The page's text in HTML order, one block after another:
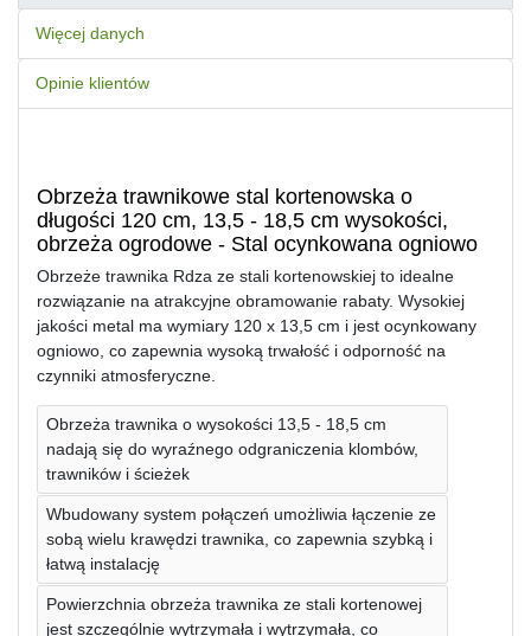
Więcej danych
Opinie klientów
Obrzeża trawnikowe stal kortenowska o
długości 120 cm, 13,5 - 18,5 cm wysokości,
obrzeża ogrodowe - Stal ocynkowana ogniowo
Obrzeże trawnika Rdza ze stali kortenowskiej to idealne
rozwiązanie na atrakcyjne obramowanie rabaty. Wysokiej
jakości metal ma wymiary 120 x 13,5 cm i jest ocynkowany
ogniowo, co zapewnia wysoką trwałość i odporność na
czynniki atmosferyczne.
Obrzeża trawnika o wysokości 13,5 - 18,5 cm
nadają się do wyraźnego odgraniczenia klombów,
trawników i ścieżek
Wbudowany system połączeń umożliwia łączenie ze
sobą wielu krawędzi trawnika, co zapewnia szybką i
łatwą instalację
Powierzchnia obrzeża trawnika ze stali kortenowej
jest szczególnie wytrzymała i wytrzymała, co